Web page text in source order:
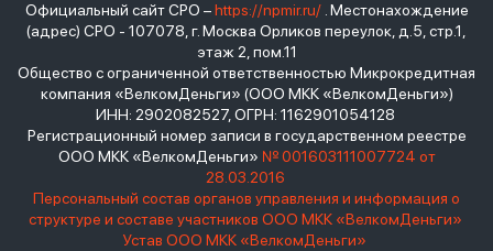
Официальный сайт СРО –https://npmir.ru/. Местонахождение
(адрес) СРО - 107078, г. Москва Орликов переулок, д.5, стр.1,
этаж 2, пом.11
Общество с ограниченной ответственностью Микрокредитная
компания «ВелкомДеньги» (ООО МКК «ВелкомДеньги»)
ИНН: 2902082527, ОГРН: 1162901054128
Регистрационный номер записи в государственном реестре
ООО МКК «ВелкомДеньги» № 001603111007724 от
28.03.2016
Персональный состав органов управления и информация о
структуре и составе участников ООО МКК «ВелкомДеньги»
Устав ООО МКК «ВелкомДеньги»